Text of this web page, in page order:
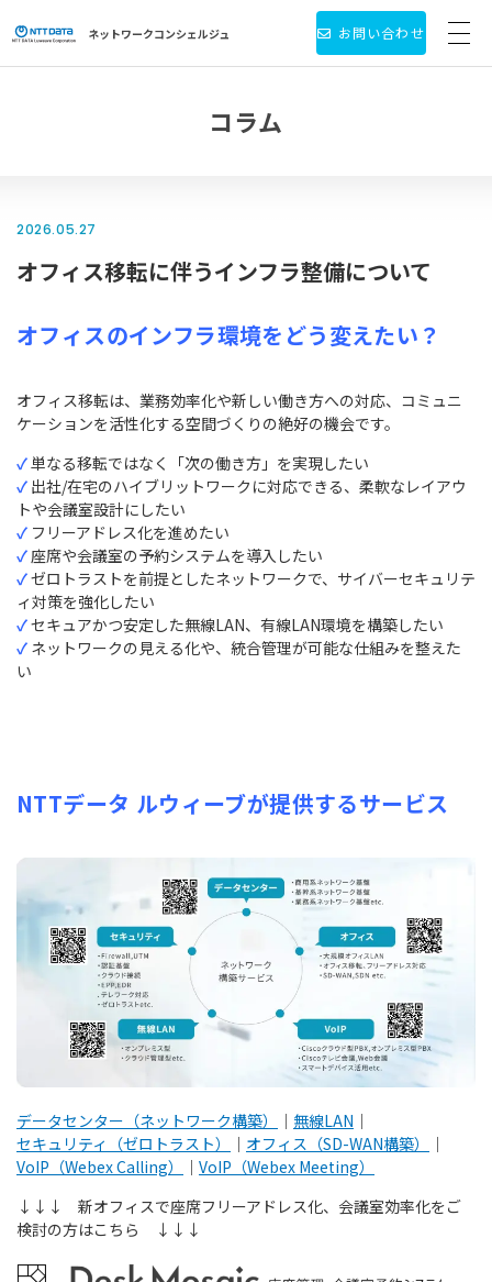
ネットワークコンシェルジュ
新着情報
個人情報保護方針
お問い合わせ
コラム
2026.05.27
オフィス移転に伴うインフラ整備について
オフィスのインフラ環境をどう変えたい？
オフィス移転は、業務効率化や新しい働き方への対応、コミュニ
ケーションを活性化する空間づくりの絶好の機会です。
✓単なる移転ではなく「次の働き方」を実現したい
✓ 出社/在宅のハイブリットワークに対応できる、柔軟なレイアウ
トや会議室設計にしたい
✓ フリーアドレス化を進めたい
✓座席や会議室の予約システムを導入したい
✓ゼロトラストを前提としたネットワークで、サイバーセキュリテ
ィ対策を強化したい
✓セキュアかつ安定した無線LAN、有線LAN環境を構築したい
✓ ネットワークの見える化や、統合管理が可能な仕組みを整えた
い
NTTデータ ルウィーブが提供するサービス
データセンター（ネットワーク構築） ｜ 無線LAN ｜
セキュリティ（ゼロトラスト）
｜ オフィス（SD-WAN構築）
｜
VoIP（Webex Calling）
｜ VoIP（Webex Meeting）
↓↓↓ 新オフィスで座席フリーアドレス化、会議室効率化をご
検討の方はこちら ↓↓↓